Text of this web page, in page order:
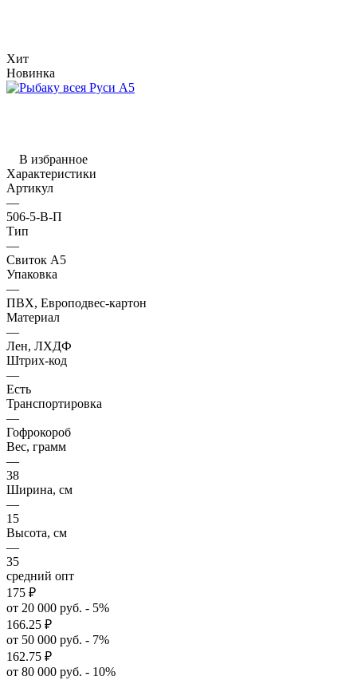
Хит
Новинка
В избранное
Характеристики
Артикул
—
506-5-В-П
Тип
—
Свиток А5
Упаковка
—
ПВХ, Европодвес-картон
Материал
—
Лен, ЛХДФ
Штрих-код
—
Есть
Транспортировка
—
Гофрокороб
Вес, грамм
—
38
Ширина, см
—
15
Высота, см
—
35
средний опт
175 ₽
от 20 000 руб. - 5%
166.25 ₽
от 50 000 руб. - 7%
162.75 ₽
от 80 000 руб. - 10%